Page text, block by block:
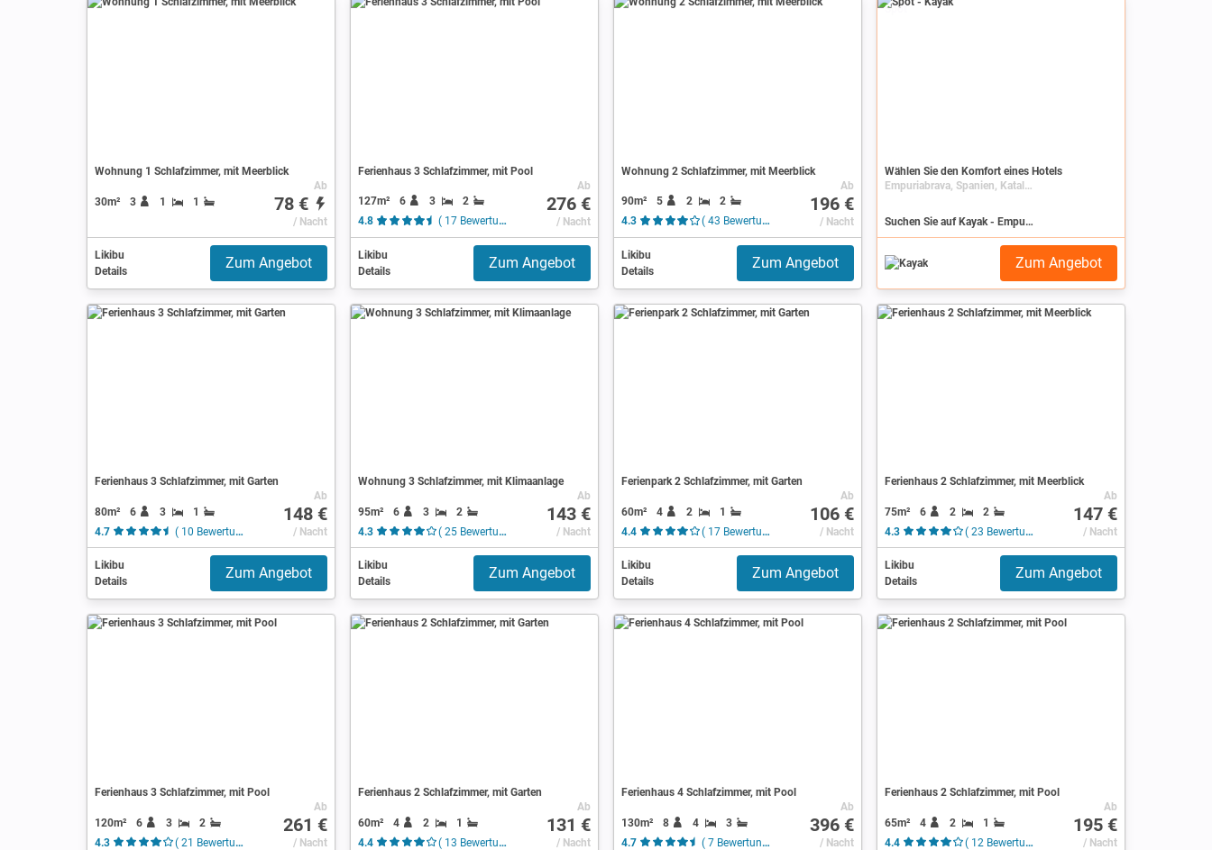
Wohnung 1 Schlafzimmer, mit Meerblick
30m² 3 1 1
Ab
78 €
/ Nacht
Likibu
Details
Zum Angebot
Ferienhaus 3 Schlafzimmer, mit Pool
127m² 6 3
2
4.8
( 17 Bewertungen )
Ab
276 €
/ Nacht
Likibu
Details
Zum Angebot
Wohnung 2 Schlafzimmer, mit Meerblick
90m² 5 2
2
4.3
( 43 Bewertungen )
Ab
196 €
/ Nacht
Likibu
Details
Zum Angebot
Spot
Wählen Sie den Komfort eines Hotels
Empuriabrava, Spanien, Katalonien, Costa Brava
Suchen Sie auf Kayak - Empuriabrava
Zum Angebot
Ferienhaus 3 Schlafzimmer, mit Garten
80m² 6 3
1
4.7
( 10 Bewertungen )
Ab
148 €
/ Nacht
Likibu
Details
Zum Angebot
Wohnung 3 Schlafzimmer, mit Klimaanlage
95m² 6 3
2
4.3
( 25 Bewertungen )
Ab
143 €
/ Nacht
Likibu
Details
Zum Angebot
Ferienpark 2 Schlafzimmer, mit Garten
60m² 4 2
1
4.4
( 17 Bewertungen )
Ab
106 €
/ Nacht
Likibu
Details
Zum Angebot
Ferienhaus 2 Schlafzimmer, mit Meerblick
75m² 6 2
2
4.3
( 23 Bewertungen )
Ab
147 €
/ Nacht
Likibu
Details
Zum Angebot
Ferienhaus 3 Schlafzimmer, mit Pool
120m² 6 3
2
4.3
( 21 Bewertungen )
Ab
261 €
/ Nacht
Ferienhaus 2 Schlafzimmer, mit Garten
60m² 4 2
1
4.4
( 13 Bewertungen )
Ab
131 €
/ Nacht
Ferienhaus 4 Schlafzimmer, mit Pool
130m² 8 4
3
4.7
( 7 Bewertungen )
Ab
396 €
/ Nacht
Ferienhaus 2 Schlafzimmer, mit Pool
65m² 4 2
1
4.4
( 12 Bewertungen )
Ab
195 €
/ Nacht